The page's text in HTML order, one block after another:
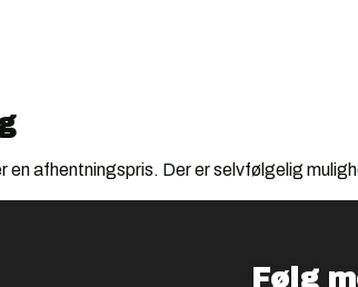
en afhentningspris. Der er selvfølgelig
Følg